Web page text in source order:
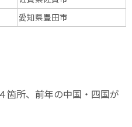
愛知県豊田市
箇所、前年の中国・四国が